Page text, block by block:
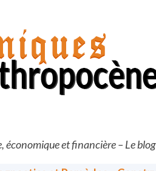
économique et financière – Le